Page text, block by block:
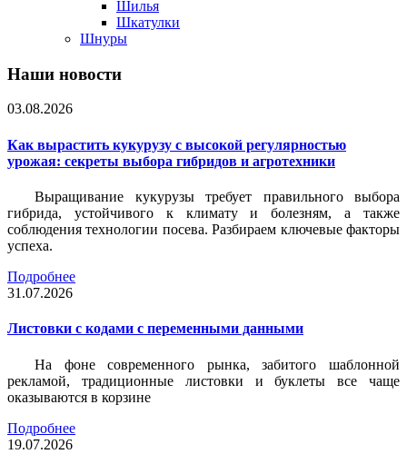
Шилья
Шкатулки
Шнуры
Наши новости
03.08.2026
Как вырастить кукурузу с высокой регулярностью
урожая: секреты выбора гибридов и агротехники
Выращивание кукурузы требует правильного выбора
гибрида, устойчивого к климату и болезням, а также
соблюдения технологии посева. Разбираем ключевые факторы
успеха.
Подробнее
31.07.2026
Листовки c кодами с переменными данными
На фоне современного рынка, забитого шаблонной
рекламой, традиционные листовки и буклеты все чаще
оказываются в корзине
Подробнее
19.07.2026